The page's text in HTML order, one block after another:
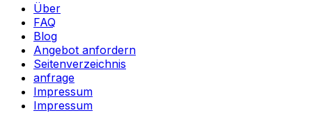
Über
FAQ
Blog
Angebot anfordern
Seitenverzeichnis
anfrage
Impressum
Impressum